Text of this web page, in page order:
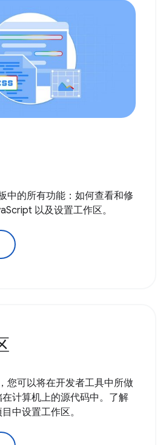
中的所有功能：如何查看和修
以及设置工作区。
您可以将在开发者工具中所做
计算机上的源代码中。了解
中设置工作区。